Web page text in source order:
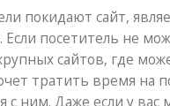
покидают сайт,
посетитель не
сайтов, где
тратить время на
ним. Даже если у вас